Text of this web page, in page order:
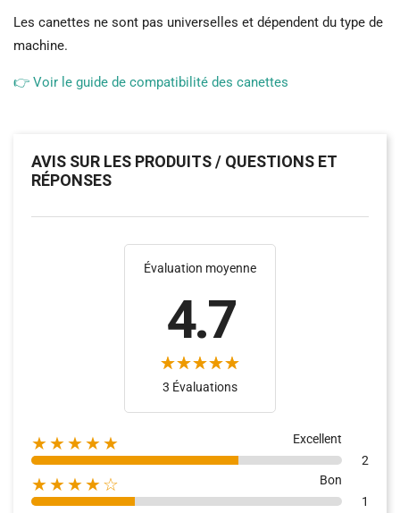
Les canettes ne sont pas universelles et dépendent du type de
machine.
👉 Voir le guide de compatibilité des canettes
AVIS SUR LES PRODUITS / QUESTIONS ET
RÉPONSES
Évaluation moyenne
4.7
3 Évaluations
★★★★★
Excellent
2
★★★★☆
Bon
1